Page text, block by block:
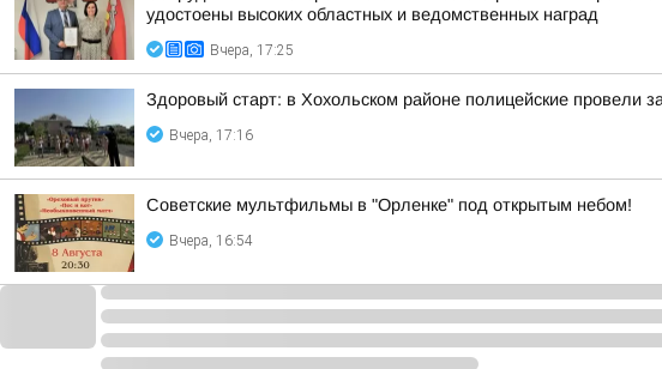
удостоены высоких областных и ведомственных наград
Вчера, 17:25
Здоровый старт: в Хохольском районе полицейские провели
Вчера, 17:16
Советские мультфильмы в "Орленке" под открытым небом!
Вчера, 16:54